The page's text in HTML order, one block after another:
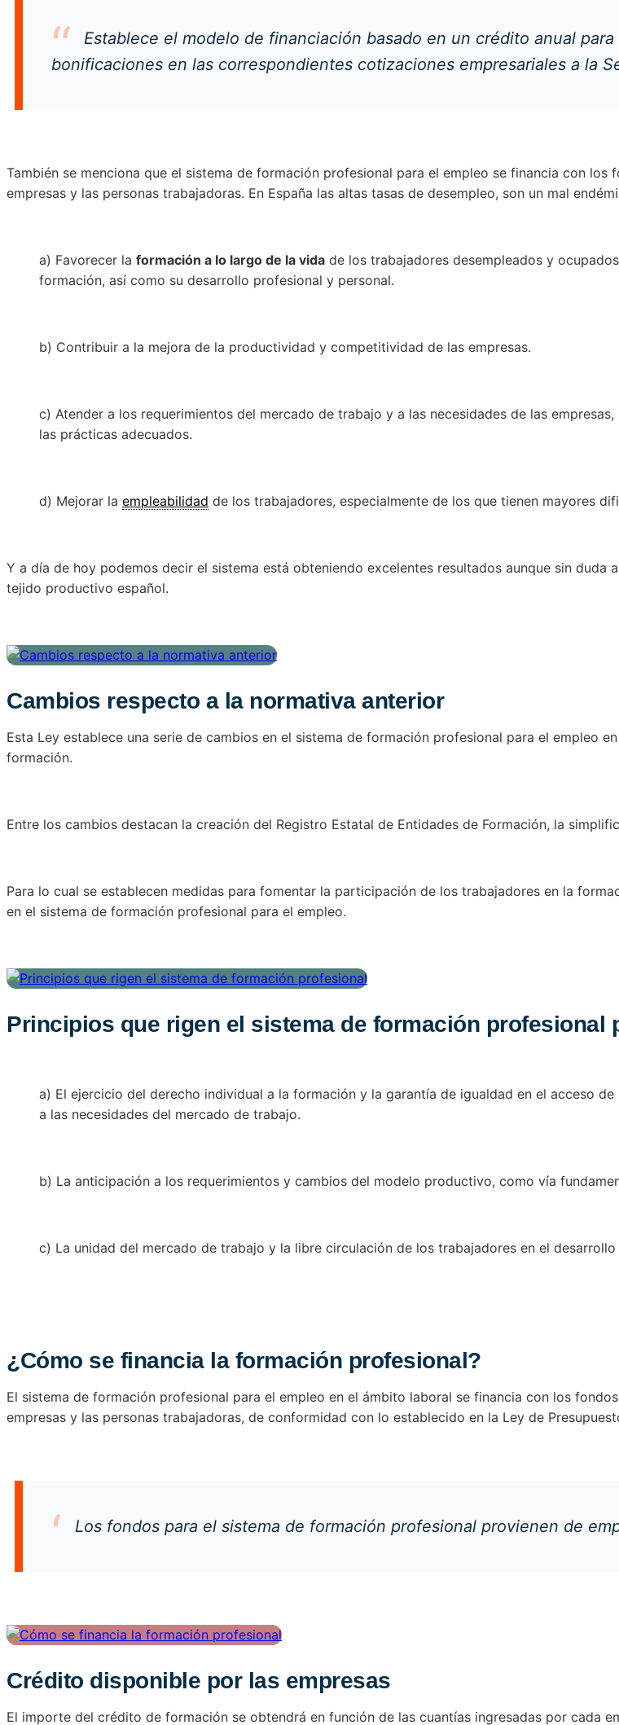
Establece el modelo de financiación basado en un crédito anual
bonificaciones en las correspondientes cotizaciones empresariales a la
También se menciona que el sistema de formación profesional para el empleo se financia con los
empresas y las personas trabajadoras. En España las altas tasas de desempleo, son un mal
a) Favorecer la formación a lo largo de la vida de los trabajadores desempleados y
formación, así como su desarrollo profesional y personal.
b) Contribuir a la mejora de la productividad y competitividad de las empresas.
c) Atender a los requerimientos del mercado de trabajo y a las necesidades de las
las prácticas adecuados.
d) Mejorar la empleabilidad de los trabajadores, especialmente de los que tienen mayores
Y a día de hoy podemos decir el sistema está obteniendo excelentes resultados aunque sin
tejido productivo español.
Cambios respecto a la normativa anterior
Esta Ley establece una serie de cambios en el sistema de formación profesional para el empleo
formación.
Entre los cambios destacan la creación del Registro Estatal de Entidades de Formación, la
Para lo cual se establecen medidas para fomentar la participación de los trabajadores en la
en el sistema de formación profesional para el empleo.
Principios que rigen el sistema de formación profesional
a) El ejercicio del derecho individual a la formación y la garantía de igualdad en el acceso
a las necesidades del mercado de trabajo.
b) La anticipación a los requerimientos y cambios del modelo productivo, como vía
c) La unidad del mercado de trabajo y la libre circulación de los trabajadores en el
¿Cómo se financia la formación profesional?
El sistema de formación profesional para el empleo en el ámbito laboral se financia con los
empresas y las personas trabajadoras, de conformidad con lo establecido en la Ley de
Los fondos para el sistema de formación profesional provienen de
Crédito disponible por las empresas
El importe del crédito de formación se obtendrá en función de las cuantías ingresadas por cada